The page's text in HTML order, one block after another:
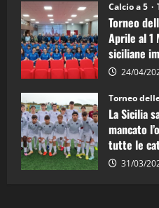
Calcio a 5
Torneo
Aprile al 1
siciliane
24/04/
Torneo
La Sicilia
mancato
tutte le
31/03/